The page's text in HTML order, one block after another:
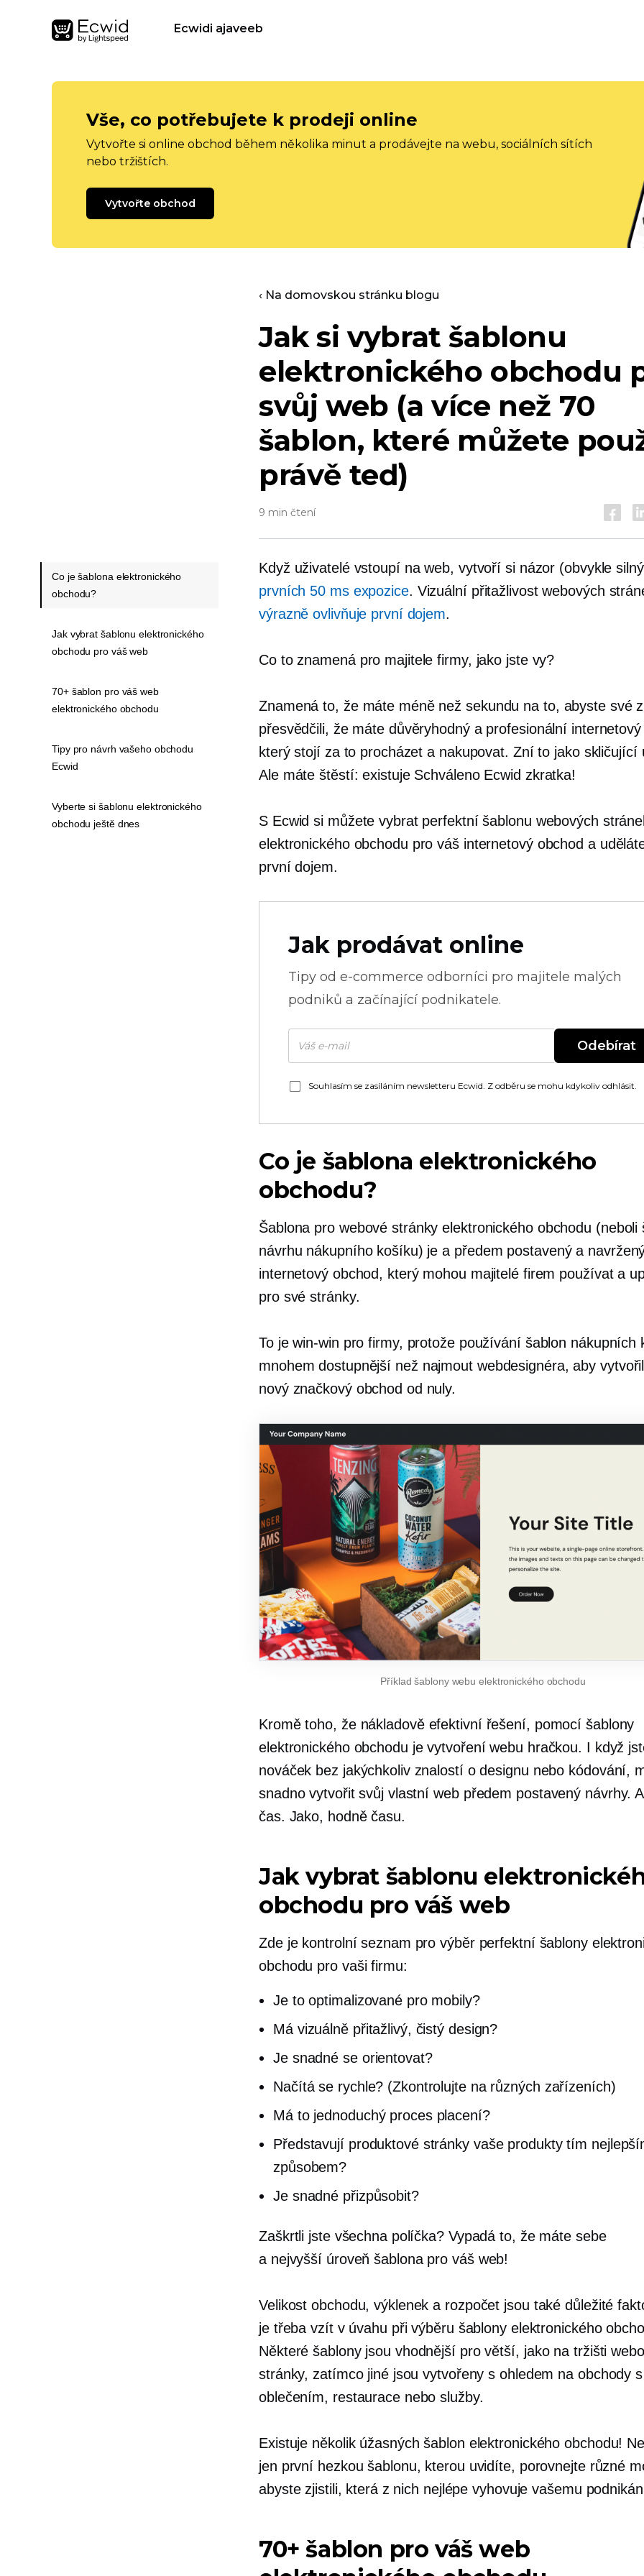
Ecwidi ajaveeb
Vše, co potřebujete k prodeji online
Vytvořte si online obchod během několika minut a prodávejte na webu, sociálních sítích
nebo tržištích.
Vytvořte obchod
‹ Na domovskou stránku blogu
Jak si vybrat šablonu
elektronického obchodu
svůj web (a více než 70
šablon, které můžete
právě teď)
9 min čtení
Když uživatelé vstoupí na web, vytvoří si názor (obvykle
prvních 50 ms expozice. Vizuální přitažlivost webových
výrazně ovlivňuje první dojem.
Co to znamená pro majitele firmy, jako jste vy?
Znamená to, že máte méně než sekundu na to, abyste své
přesvědčili, že máte důvěryhodný a profesionální internetový
který stojí za to procházet a nakupovat. Zní to jako skličující
Ale máte štěstí: existuje Schváleno Ecwid zkratka!
S Ecwid si můžete vybrat perfektní šablonu webových
elektronického obchodu pro váš internetový obchod a
první dojem.
Jak prodávat online
Tipy od e-commerce odborníci pro majitele malých
podniků a začínající podnikatele.
Odebírat
Souhlasím se zasíláním newsletteru Ecwid. Z odběru se mohu kdykoliv odhlásit.
Co je šablona elektronického
obchodu?
Šablona pro webové stránky elektronického obchodu (neboli
návrhu nákupního košíku) je a předem postavenýa
internetový obchod, který mohou majitelé firem používat a
pro své stránky.
To jewin-win pro firmy, protože používání šablon nákupních
mnohem dostupnější než najmout webdesignéra, aby
nový značkový obchod od nuly.
Příklad šablony webu elektronického obchodu
Kromě toho, že nákladově efektivnířešení, pomocí šablony
elektronického obchodu je vytvoření webu hračkou. I když
nováček bez jakýchkoliv znalostí o designu nebo kódování,
snadno vytvořit svůj vlastní web předem postavený návrhy.
čas. Jako, hodně času.
Jak vybrat šablonu
obchodu pro váš web
Zde je kontrolní seznam pro výběr perfektní šablony
obchodu pro vaši firmu:
Je to optimalizované pro mobily?
Má vizuálně přitažlivý, čistý design?
Je snadné se orientovat?
Načítá se rychle? (Zkontrolujte na různých zařízeních)
Má to jednoduchý proces placení?
Představují produktové stránky vaše produkty tím
způsobem?
Je snadné přizpůsobit?
Zaškrtli jste všechna políčka? Vypadá to, že máte sebe
a nejvyšší úroveň šablona pro váš web!
Velikost obchodu, výklenek a rozpočet jsou také důležité
je třeba vzít v úvahu při výběru šablony elektronického
Některé šablony jsou vhodnější pro větší, jako na tržišti
stránky, zatímco jiné jsou vytvořeny s ohledem na obchody s
oblečením, restaurace nebo služby.
Existuje několik úžasných šablon elektronického obchodu!
jen první hezkou šablonu, kterou uvidíte, porovnejte různé
abyste zjistili, která z nich nejlépe vyhovuje vašemu
70+ šablon pro váš web
Co je šablona elektronického
obchodu?
Jak vybrat šablonu elektronického
obchodu pro váš web
70+ šablon pro váš web
elektronického obchodu
Tipy pro návrh vašeho obchodu
Ecwid
Vyberte si šablonu elektronického
obchodu ještě dnes